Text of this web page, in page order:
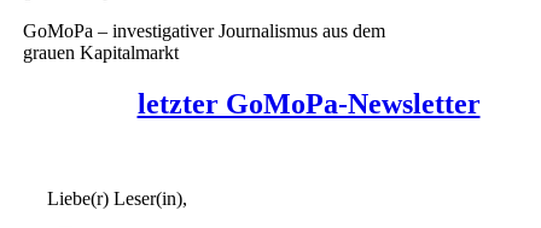
GoMoPa – investigativer Journalismus aus dem
grauen Kapitalmarkt
letzter GoMoPa-Newsletter
Liebe(r) Leser(in),